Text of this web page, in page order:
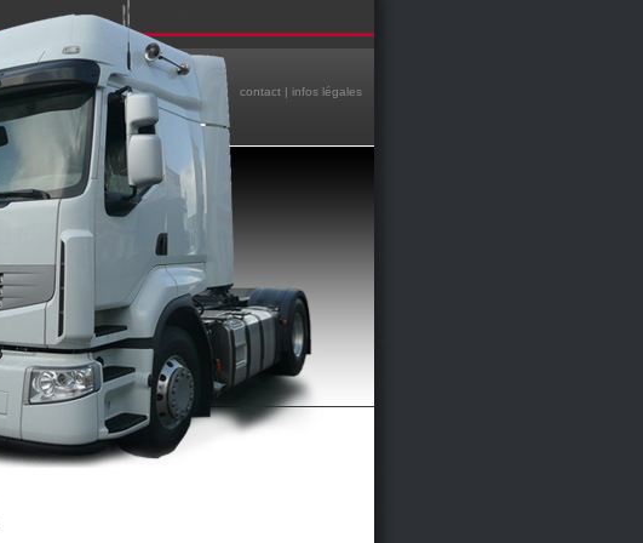
contact | infos légales